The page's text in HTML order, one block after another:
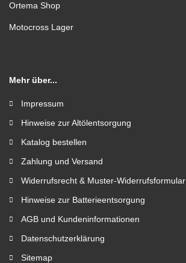
Ortema Shop
Motocross Lager
Mehr über...
Impressum
Hinweise zur Altölentsorgung
Katalog bestellen
Zahlung und Versand
Widerrufsrecht & Muster-Widerrufsformular
Hinweise zur Batterieentsorgung
AGB und Kundeninformationen
Datenschutzerklärung
Sitemap